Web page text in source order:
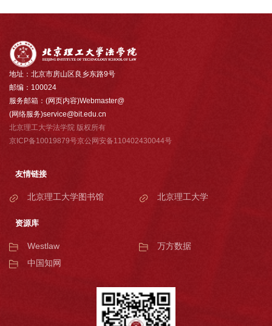
地址：北京市房山区良乡东路9号
邮编：100024
服务邮箱：(网页内容)Webmaster@
(网络服务)service@bit.edu.cn
北京理工大学法学院 版权所有
京ICP备10019879号京公网安备110402430044号
友情链接
北京理工大学图书馆 北京理工大学
资源库
Westlaw
万方数据
中国知网